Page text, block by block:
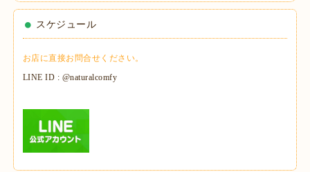
スケジュール
お店に直接お問合せください。
LINE ID : @naturalcomfy